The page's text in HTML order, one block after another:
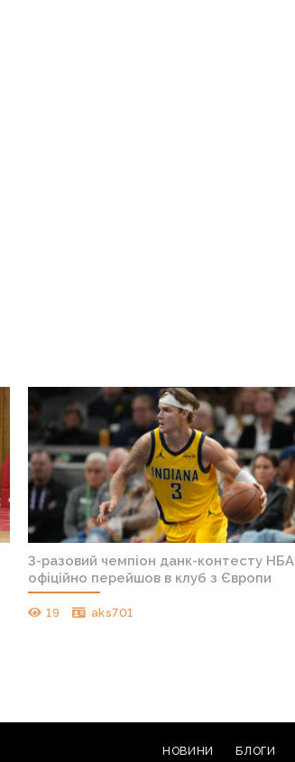
3-разовий чемпіон данк-контесту НБА
офіційно перейшов в клуб з Європи
19 aks701
НОВИНИ БЛОГИ